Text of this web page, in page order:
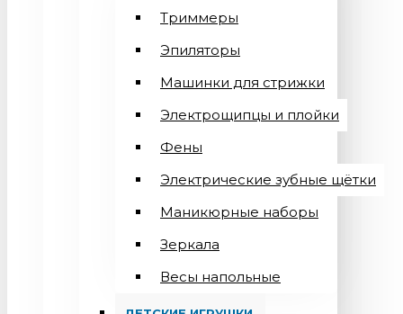
Триммеры
Эпиляторы
Машинки для стрижки
Электрощипцы и плойки
Фены
Электрические зубные щётки
Маникюрные наборы
Зеркала
Весы напольные